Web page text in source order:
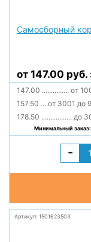
Самосборный
от 147.00 руб.
147.00 ............... от
157.50 ... от 3001 до
178.50 ................. до
Минимальный
-
Артикул: 1501623503